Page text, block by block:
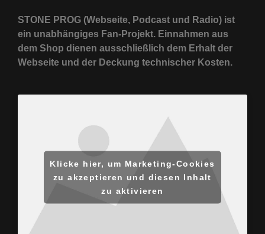
STONE PROG (Webseite, Podcast und Radio) ist
ein unabhängiges Fan-Projekt. Einnahmen aus
dem Shop dienen ausschließlich dem Erhalt der
Webseite und der Deckung technischer Kosten.
Klicke hier, um Marketing-Cookies
zu akzeptieren und diesen Inhalt
zu aktivieren